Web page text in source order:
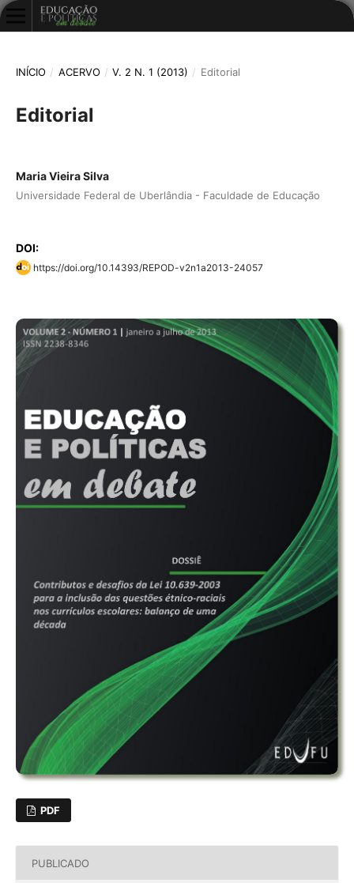
INÍCIO / ACERVO / V. 2 N. 1 (2013) / Editorial
Editorial
Maria Vieira Silva
Universidade Federal de Uberlândia - Faculdade de Educação
DOI:
https://doi.org/10.14393/REPOD-v2n1a2013-24057
PDF
PUBLICADO